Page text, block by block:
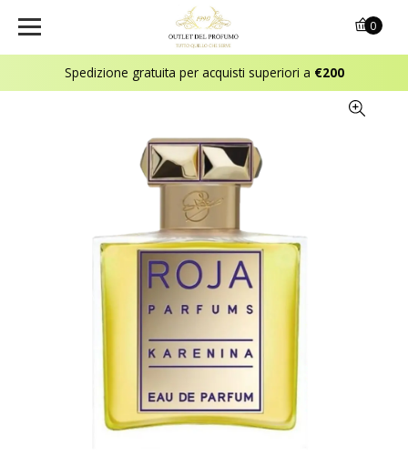
Spedizione gratuita per acquisti superiori a €200
0